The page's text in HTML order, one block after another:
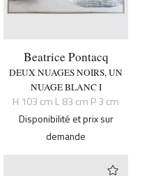
Beatrice Pontacq
DEUX NUAGES NOIRS, UN
NUAGE BLANC I
H 103 cm L 83 cm P 3 cm
Disponibilité et prix sur
demande